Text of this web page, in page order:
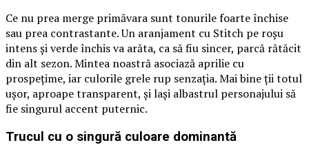
Ce nu prea merge primăvara sunt tonurile foarte închise
sau prea contrastante. Un aranjament cu Stitch pe roșu
intens și verde închis va arăta, ca să fiu sincer, parcă rătăcit
din alt sezon. Mintea noastră asociază aprilie cu
prospețime, iar culorile grele rup senzația. Mai bine ții totul
ușor, aproape transparent, și lași albastrul personajului să
fie singurul accent puternic.
Trucul cu o singură culoare dominantă